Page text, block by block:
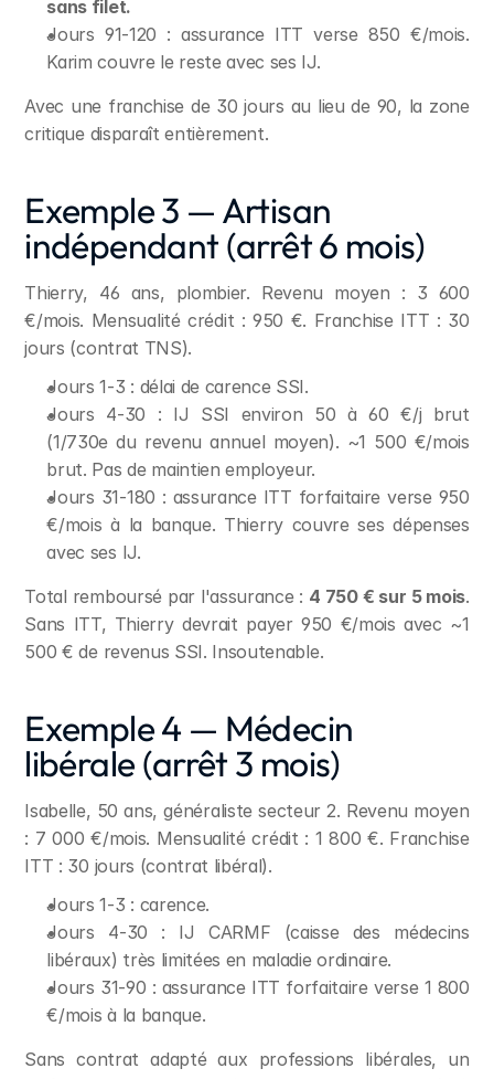
sans filet.
Jours 91-120 : assurance ITT verse 850 €/mois.
Karim couvre le reste avec ses IJ.
Avec une franchise de 30 jours au lieu de 90, la zone
critique disparaît entièrement.
Exemple 3 — Artisan
indépendant (arrêt 6 mois)
Thierry, 46 ans, plombier. Revenu moyen : 3 600
€/mois. Mensualité crédit : 950 €. Franchise ITT : 30
jours (contrat TNS).
Jours 1-3 : délai de carence SSI.
Jours 4-30 : IJ SSI environ 50 à 60 €/j brut
(1/730e du revenu annuel moyen). ~1 500 €/mois
brut. Pas de maintien employeur.
Jours 31-180 : assurance ITT forfaitaire verse 950
€/mois à la banque. Thierry couvre ses dépenses
avec ses IJ.
Total remboursé par l'assurance : 4 750 € sur 5 mois.
Sans ITT, Thierry devrait payer 950 €/mois avec ~1
500 € de revenus SSI. Insoutenable.
Exemple 4 — Médecin
libérale (arrêt 3 mois)
Isabelle, 50 ans, généraliste secteur 2. Revenu moyen
: 7 000 €/mois. Mensualité crédit : 1 800 €. Franchise
ITT : 30 jours (contrat libéral).
Jours 1-3 : carence.
Jours 4-30 : IJ CARMF (caisse des médecins
libéraux) très limitées en maladie ordinaire.
Jours 31-90 : assurance ITT forfaitaire verse 1 800
€/mois à la banque.
Sans contrat adapté aux professions libérales, un